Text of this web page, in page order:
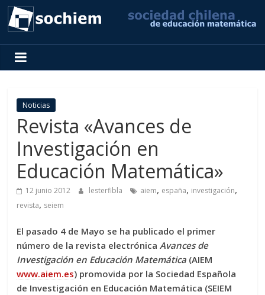
SOCHIEM
Sociedad
de
Educación
Matemática
Noticias
Revista «Avances de
Investigación en
Educación Matemática»
12 junio 2012 lesterfibla aiem, españa, investigación,
revista, seiem
El pasado 4 de Mayo se ha publicado el primer
número de la revista electrónicaAvances de
Investigación en Educación Matemática (AIEM
www.aiem.es) promovida por la Sociedad Española
de Investigación en Educación Matemática (SEIEM